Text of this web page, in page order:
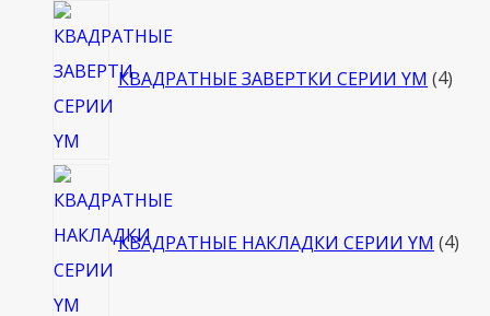
КВАДРАТНЫЕ ЗАВЕРТКИ СЕРИИ YM 4
КВАДРАТНЫЕ НАКЛАДКИ СЕРИИ YM 4